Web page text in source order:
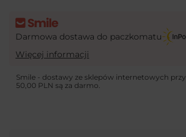
Darmowa dostawa do paczkomatu
Więcej informacji
Smile - dostawy ze sklepów internetowych
50,00 PLN są za darmo.